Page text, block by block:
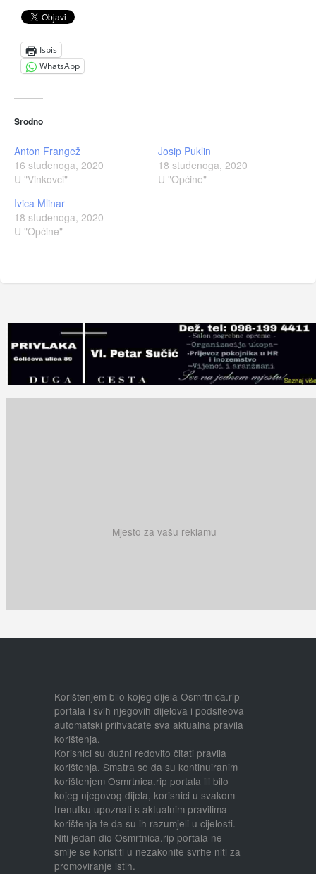
Ispis
WhatsApp
Srodno
Anton Frangež
16 studenoga, 2020
U "Vinkovci"
Josip Puklin
18 studenoga, 2020
U "Općine"
Ivica Mlinar
18 studenoga, 2020
U "Općine"
Mjesto za vašu reklamu
Korištenjem bilo kojeg dijela Osmrtnica.rip
portala i svih njegovih dijelova i podsiteova
automatski prihvaćate sva aktualna pravila
korištenja.
Korisnici su dužni redovito čitati pravila
korištenja. Smatra se da su kontinuiranim
korištenjem Osmrtnica.rip portala ili bilo
kojeg njegovog dijela, korisnici u svakom
trenutku upoznati s aktualnim pravilima
korištenja te da su ih razumjeli u cijelosti.
Niti jedan dio Osmrtnica.rip portala ne
smije se koristiti u nezakonite svrhe niti za
promoviranje istih.